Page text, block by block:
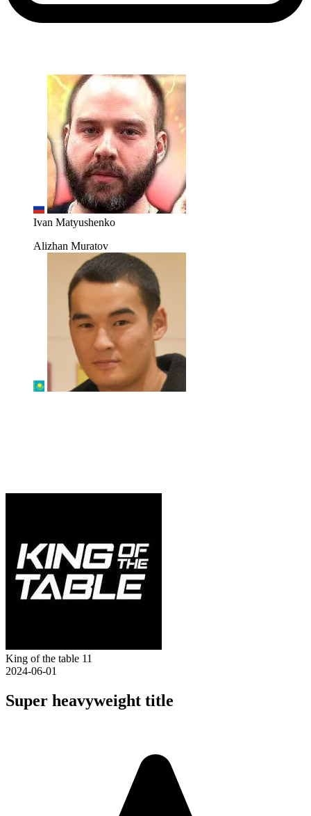
Ivan Matyushenko
Alizhan Muratov
King of the table 11
2024-06-01
Super heavyweight title